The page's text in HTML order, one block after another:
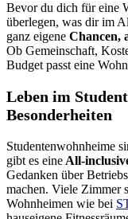
Bevor du dich für eine
überlegen, was dir im
ganz eigene Chancen,
Ob Gemeinschaft,
Budget passt eine
Leben im
Besonderheiten
Studentenwohnheime
gibt es eine All-
Gedanken über
machen. Viele Zimmer
Wohnheimen wie bei